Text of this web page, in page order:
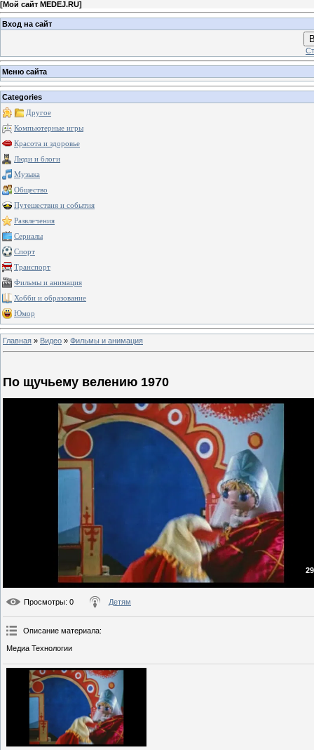
[Мой сайт MEDEJ.RU]
Вход на сайт
Меню сайта
Categories
Другое
Компьютерные игры
Красота и здоровье
Люди и блоги
Музыка
Общество
Путешествия и события
Развлечения
Сериалы
Спорт
Транспорт
Фильмы и анимация
Хобби и образование
Юмор
Главная » Видео » Фильмы и анимация
По щучьему велению 1970
Просмотры: 0 Детям
Описание материала:
Медиа Технологии